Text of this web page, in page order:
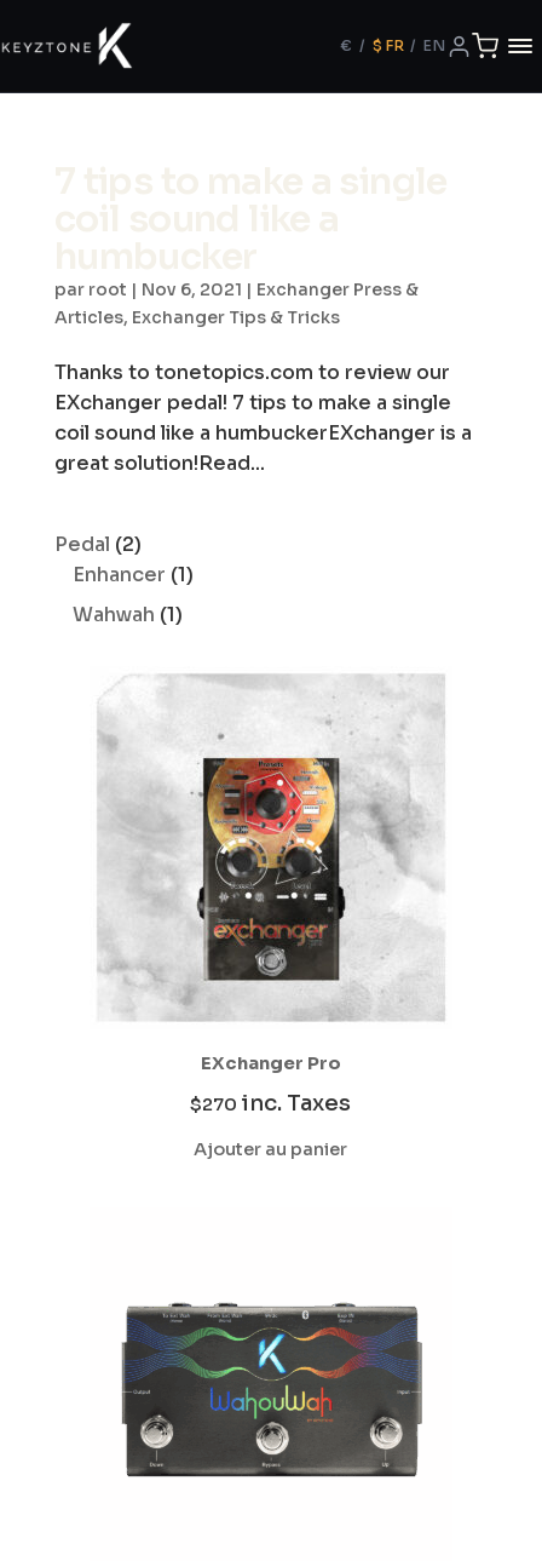
€ / $ FR / EN
par root | Nov 6, 2021 | Exchanger Press &
Articles, Exchanger Tips & Tricks
Thanks to tonetopics.com to review our
EXchanger pedal! 7 tips to make a single
coil sound like a humbuckerEXchanger is a
great solution!Read...
Pedal 22
produits
Enhancer 11
Wahwah 11
EXchanger Pro
$270 inc. Taxes
Ajouter au panier